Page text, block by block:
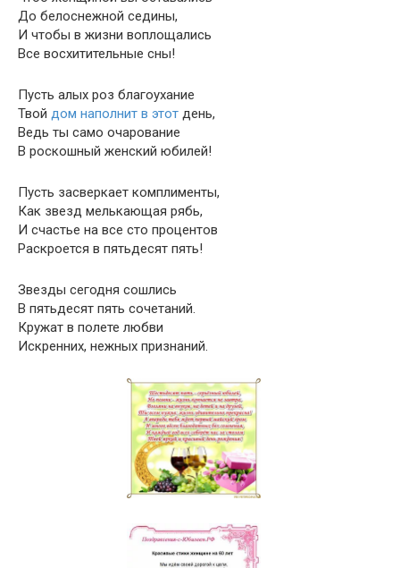
До белоснежной седины,
И чтобы в жизни воплощались
Все восхитительные сны!
Пусть алых роз благоухание
Твой дом наполнит в этот день,
Ведь ты само очарование
В роскошный женский юбилей!
Пусть засверкает комплименты,
Как звезд мелькающая рябь,
И счастье на все сто процентов
Раскроется в пятьдесят пять!
Звезды сегодня сошлись
В пятьдесят пять сочетаний.
Кружат в полете любви
Искренних, нежных признаний.